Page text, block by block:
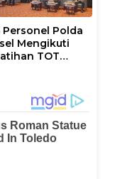
Personel Polda
Mengikuti
TOT